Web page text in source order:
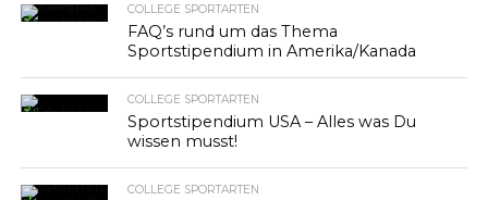
COLLEGE SPORTARTEN
FAQ’s rund um das Thema
Sportstipendium in Amerika/Kanada
COLLEGE SPORTARTEN
Sportstipendium USA – Alles was Du
wissen musst!
COLLEGE SPORTARTEN